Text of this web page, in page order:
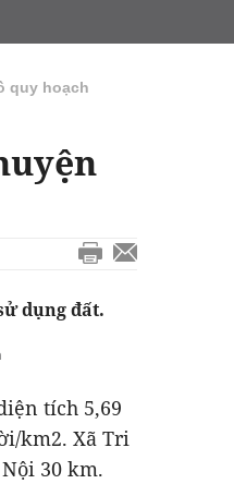
quy hoạch
dụng đất.
tích 5,69
km2. Xã Tri
30 km.